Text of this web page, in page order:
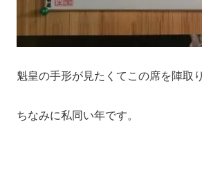
魁皇の手形が見たくてこの席を陣取
ちなみに私同い年です。